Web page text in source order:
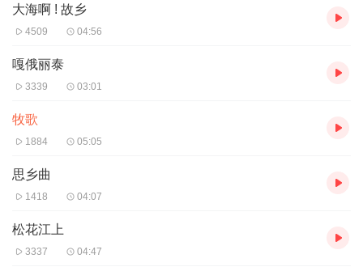
大海啊 ! 故乡
4509 04:56
嘎俄丽泰
3339 03:01
牧歌
1884 05:05
思乡曲
1418 04:07
松花江上
3337 04:47